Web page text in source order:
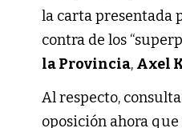
la carta presentada
contra de los
la Provincia, Axel
Al respecto,
oposición ahora que